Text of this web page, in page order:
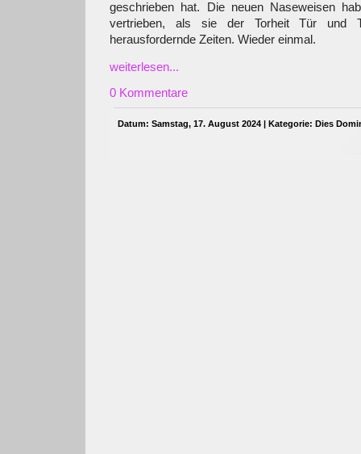
geschrieben hat. Die neuen Naseweisen
vertrieben, als sie der Torheit Tür und
herausfordernde Zeiten. Wieder einmal.
weiterlesen...
0 Kommentare
Datum: Samstag, 17. August 2024 | Kategorie: Dies